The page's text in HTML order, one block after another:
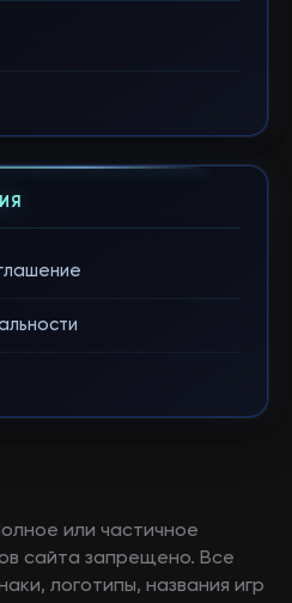
или частичное
сайта запрещено. Все
логотипы, названия игр